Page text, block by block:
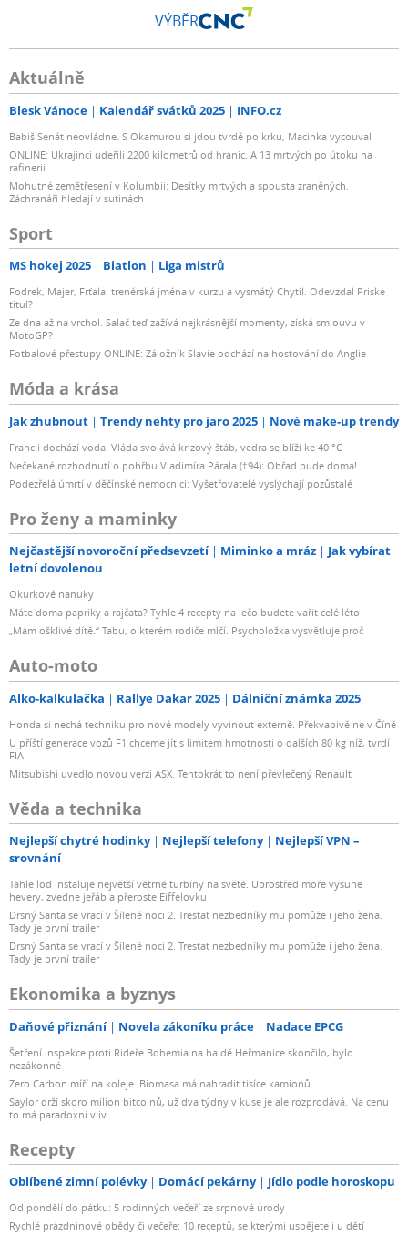
VÝBĚR
Aktuálně
Blesk Vánoce Kalendář svátků 2025 INFO.cz
Babiš Senát neovládne. S Okamurou si jdou tvrdě po krku, Macinka vycouval
ONLINE: Ukrajinci udeřili 2200 kilometrů od hranic. A 13 mrtvých po útoku na
rafinerii
Mohutné zemětřesení v Kolumbii: Desítky mrtvých a spousta zraněných.
Záchranáři hledají v sutinách
Sport
MS hokej 2025 Biatlon Liga mistrů
Fodrek, Majer, Frťala: trenérská jména v kurzu a vysmátý Chytil. Odevzdal Priske
titul?
Ze dna až na vrchol. Salač teď zažívá nejkrásnější momenty, získá smlouvu v
MotoGP?
Fotbalové přestupy ONLINE: Záložník Slavie odchází na hostování do Anglie
Móda a krása
Jak zhubnout Trendy nehty pro jaro 2025 Nové make-up trendy
Francii dochází voda: Vláda svolává krizový štáb, vedra se blíží ke 40 °C
Nečekané rozhodnutí o pohřbu Vladimíra Párala (†94): Obřad bude doma!
Podezřelá úmrtí v děčínské nemocnici: Vyšetřovatelé vyslýchají pozůstalé
Pro ženy a maminky
Nejčastější novoroční předsevzetí Miminko a mráz
Jak vybírat
letní dovolenou
Okurkové nanuky
Máte doma papriky a rajčata? Tyhle 4 recepty na lečo budete vařit celé léto
„Mám ošklivé dítě.“ Tabu, o kterém rodiče mlčí. Psycholožka vysvětluje proč
Auto-moto
Alko-kalkulačka Rallye Dakar 2025 Dálniční známka 2025
Honda si nechá techniku pro nové modely vyvinout externě. Překvapivě ne v Číně
U příští generace vozů F1 chceme jít s limitem hmotnosti o dalších 80 kg níž, tvrdí
FIA
Mitsubishi uvedlo novou verzi ASX. Tentokrát to není převlečený Renault
Věda a technika
Nejlepší chytré hodinky Nejlepší telefony
Nejlepší VPN –
srovnání
Tahle loď instaluje největší větrné turbíny na světě. Uprostřed moře vysune
hevery, zvedne jeřáb a přeroste Eiffelovku
Drsný Santa se vrací v Šílené noci 2. Trestat nezbedníky mu pomůže i jeho žena.
Tady je první trailer
Drsný Santa se vrací v Šílené noci 2. Trestat nezbedníky mu pomůže i jeho žena.
Tady je první trailer
Ekonomika a byznys
Daňové přiznání Novela zákoníku práce Nadace EPCG
Šetření inspekce proti Rideře Bohemia na haldě Heřmanice skončilo, bylo
nezákonné
Zero Carbon míří na koleje. Biomasa má nahradit tisíce kamionů
Saylor drží skoro milion bitcoinů, už dva týdny v kuse je ale rozprodává. Na cenu
to má paradoxní vliv
Recepty
Oblíbené zimní polévky Domácí pekárny Jídlo podle horoskopu
Od pondělí do pátku: 5 rodinných večeří ze srpnové úrody
Rychlé prázdninové obědy či večeře: 10 receptů, se kterými uspějete i u dětí